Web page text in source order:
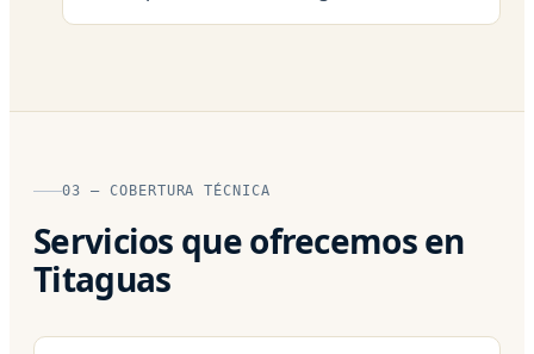
03 — COBERTURA TÉCNICA
Servicios que ofrecemos en
Titaguas